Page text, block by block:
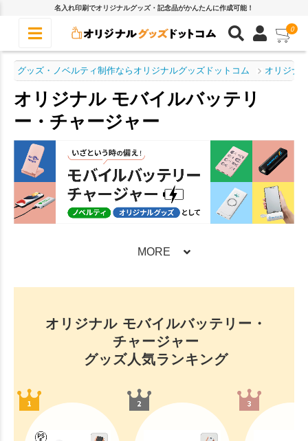
名入れ印刷でオリジナルグッズ・記念品がかんたんに作成可能！
0
グッズ・ノベルティ制作ならオリジナルグッズドットコム オリジナ
オリジナル モバイルバッテリ
ー・チャージャー
MORE
オリジナル モバイルバッテリー・
チャージャー
グッズ人気ランキング